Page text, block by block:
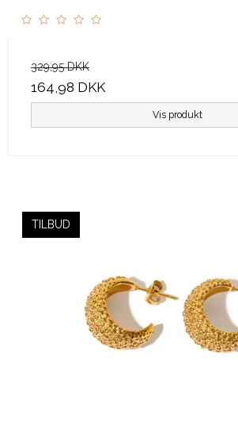
329,95 DKK
164,98 DKK
Vis produkt
TILBUD